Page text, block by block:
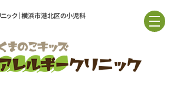
ニック｜横浜市港北区の小児科